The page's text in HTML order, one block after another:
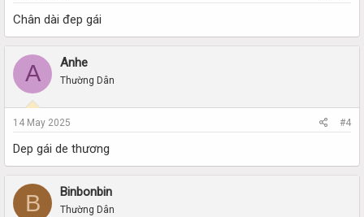
Chân dài đep gái
A Anhe
Thường Dân
14 May 2025 #4
Dep gái de thương
B Binbonbin
Thường Dân